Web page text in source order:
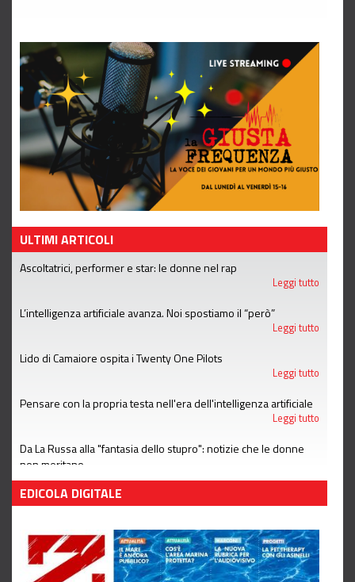
ULTIMI ARTICOLI
Ascoltatrici, performer e star: le donne nel rap
Leggi tutto
L’intelligenza artificiale avanza. Noi spostiamo il “però”
Leggi tutto
Lido di Camaiore ospita i Twenty One Pilots
Leggi tutto
Pensare con la propria testa nell'era dell'intelligenza artificiale
Leggi tutto
Da La Russa alla "fantasia dello stupro": notizie che le donne
non meritano
Leggi tutto
EDICOLA DIGITALE